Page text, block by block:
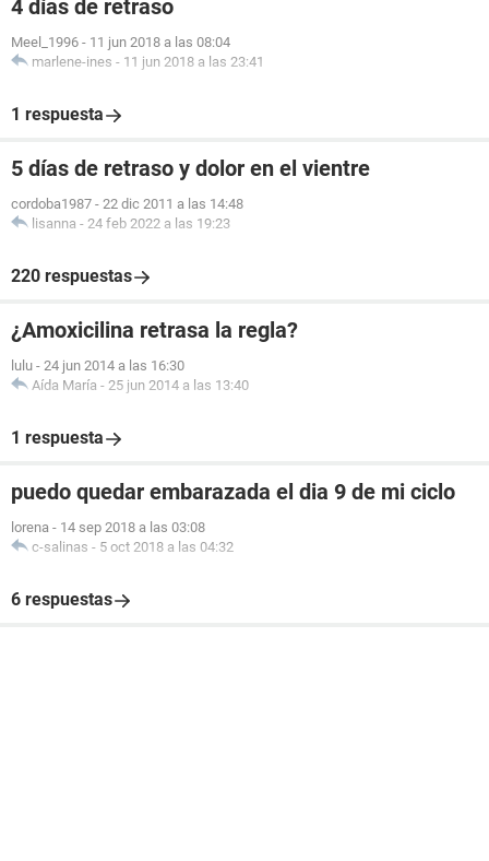
4 días de retraso
Meel_1996 - 11 jun 2018 a las 08:04
marlene-ines - 11 jun 2018 a las 23:41
1 respuesta
5 días de retraso y dolor en el vientre
cordoba1987 - 22 dic 2011 a las 14:48
lisanna - 24 feb 2022 a las 19:23
220 respuestas
¿Amoxicilina retrasa la regla?
lulu - 24 jun 2014 a las 16:30
Aída María - 25 jun 2014 a las 13:40
1 respuesta
puedo quedar embarazada el dia 9 de mi ciclo
lorena - 14 sep 2018 a las 03:08
c-salinas - 5 oct 2018 a las 04:32
6 respuestas